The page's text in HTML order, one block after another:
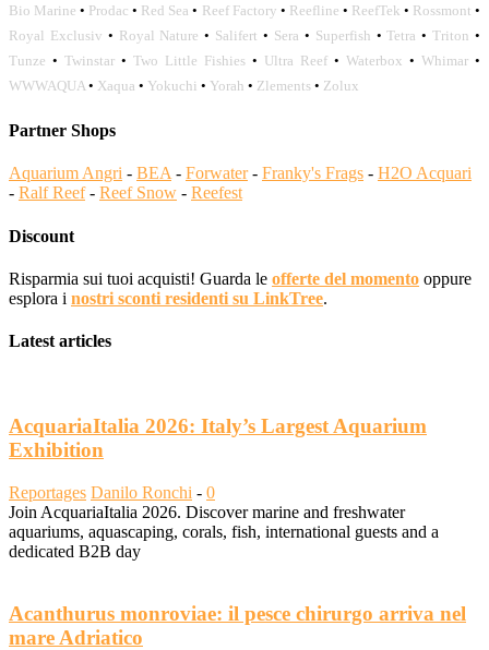
Bio Marine • Prodac • Red Sea • Reef Factory • Reefline • ReefTek • Rossmont •
Royal Exclusiv • Royal Nature • Salifert • Sera • Superfish •Tetra •Triton •
Tunze • Twinstar • Two Little Fishies • Ultra Reef • Waterbox • Whimar •
WWWAQUA • Xaqua • Yokuchi • Yorah • Zlements • Zolux
Partner Shops
Aquarium Angri - BEA - Forwater- Franky's Frags - H2O Acquari
- Ralf Reef- Reef Snow - Reefest
Discount
Risparmia sui tuoi acquisti! Guarda le offerte del momento oppure
esplora i nostri sconti residenti su LinkTree.
Latest articles
AcquariaItalia 2026: Italy’s Largest Aquarium
Exhibition
Reportages Danilo Ronchi - 0
Join AcquariaItalia 2026. Discover marine and freshwater
aquariums, aquascaping, corals, fish, international guests and a
dedicated B2B day
Acanthurus monroviae: il pesce chirurgo arriva nel
mare Adriatico